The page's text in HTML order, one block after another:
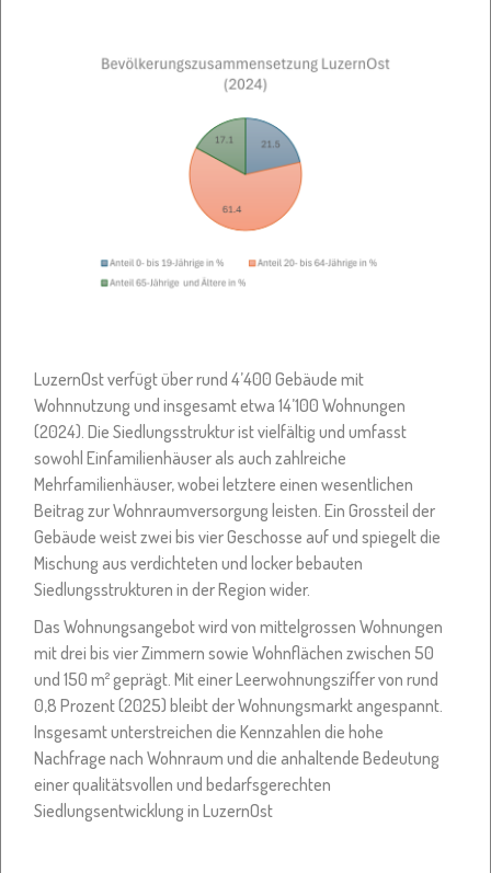
LuzernOst verfügt über rund 4’400 Gebäude mit
Wohnnutzung und insgesamt etwa 14’100 Wohnungen
(2024). Die Siedlungsstruktur ist vielfältig und umfasst
sowohl Einfamilienhäuser als auch zahlreiche
Mehrfamilienhäuser, wobei letztere einen wesentlichen
Beitrag zur Wohnraumversorgung leisten. Ein Grossteil der
Gebäude weist zwei bis vier Geschosse auf und spiegelt die
Mischung aus verdichteten und locker bebauten
Siedlungsstrukturen in der Region wider.
Das Wohnungsangebot wird von mittelgrossen Wohnungen
mit drei bis vier Zimmern sowie Wohnflächen zwischen 50
und 150 m² geprägt. Mit einer Leerwohnungsziffer von rund
0,8 Prozent (2025) bleibt der Wohnungsmarkt angespannt.
Insgesamt unterstreichen die Kennzahlen die hohe
Nachfrage nach Wohnraum und die anhaltende Bedeutung
einer qualitätsvollen und bedarfsgerechten
Siedlungsentwicklung in LuzernOst